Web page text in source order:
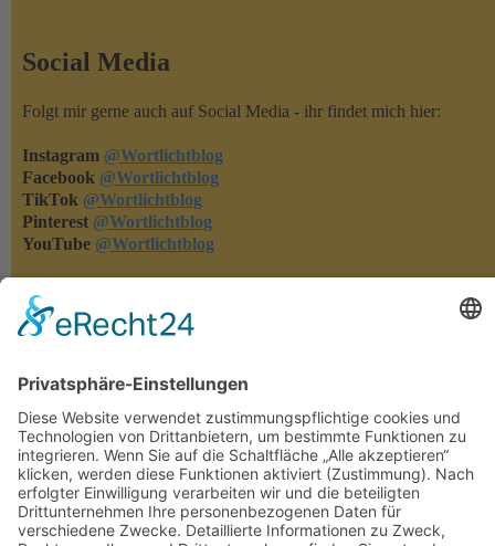
Social Media
Folgt mir gerne auch auf Social Media - ihr findet mich hier:
Instagram @Wortlichtblog
Facebook @Wortlichtblog
TikTok @Wortlichtblog
Pinterest @Wortlichtblog
YouTube @Wortlichtblog
Rezensionen
Rezensionen machen meine Bücher bekannter - und ich merke,
was euch gefällt und was nicht. Habt ihr eins meiner Bücher
gelesen, dann freue ich mich über eure Rezension auf den
einschlägigen Lese-Portalen oder in den Online-Buchshops.
Herzlichen Dank!!!